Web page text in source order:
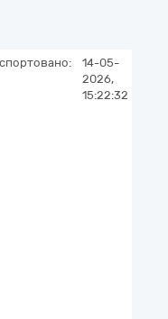
14-05-
2026,
15:22:32